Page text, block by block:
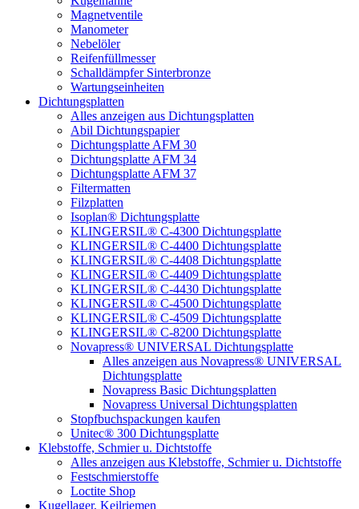
Magnetventile
Manometer
Nebelöler
Reifenfüllmesser
Schalldämpfer Sinterbronze
Wartungseinheiten
Dichtungsplatten
Alles anzeigen aus Dichtungsplatten
Abil Dichtungspapier
Dichtungsplatte AFM 30
Dichtungsplatte AFM 34
Dichtungsplatte AFM 37
Filtermatten
Filzplatten
Isoplan® Dichtungsplatte
KLINGERSIL® C-4300 Dichtungsplatte
KLINGERSIL® C-4400 Dichtungsplatte
KLINGERSIL® C-4408 Dichtungsplatte
KLINGERSIL® C-4409 Dichtungsplatte
KLINGERSIL® C-4430 Dichtungsplatte
KLINGERSIL® C-4500 Dichtungsplatte
KLINGERSIL® C-4509 Dichtungsplatte
KLINGERSIL® C-8200 Dichtungsplatte
Novapress® UNIVERSAL Dichtungsplatte
Alles anzeigen aus Novapress® UNIVERSAL
Dichtungsplatte
Novapress Basic Dichtungsplatten
Novapress Universal Dichtungsplatten
Stopfbuchspackungen kaufen
Unitec® 300 Dichtungsplatte
Klebstoffe, Schmier u. Dichtstoffe
Alles anzeigen aus Klebstoffe, Schmier u. Dichtstoffe
Festschmierstoffe
Loctite Shop
Kugellager, Keilriemen